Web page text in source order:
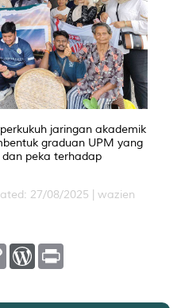
jaringan akademik
graduan UPM yang
peka terhadap
27/08/2025 | wazien
C
L
W
P
t